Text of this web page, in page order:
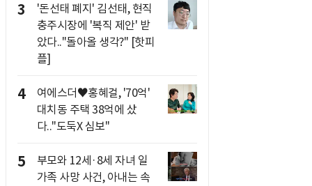
3
'돈선태 폐지' 김선태, 현직
충주시장에 '복직 제안' 받
았다.."돌아올 생각?" [핫피
플]
4
여에스더♥홍혜걸, '70억'
대치동 주택 38억에 샀
다.."도둑X 심보"
5
부모와 12세·8세 자녀 일
가족 사망 사건, 아내는 속